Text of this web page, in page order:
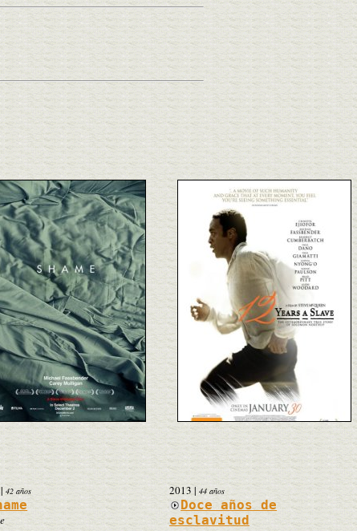
| 42 años 2013| 44 años
Doce años de
esclavitud